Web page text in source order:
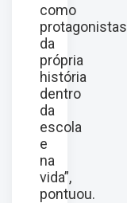
como
protagonistas
da
própria
história
dentro
da
escola
e
na
vida”,
pontuou.